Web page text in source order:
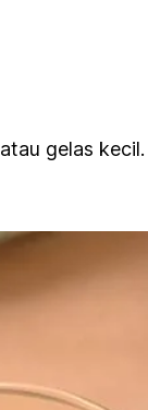
gelas kecil.